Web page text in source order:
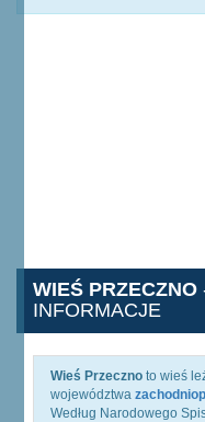
WIEŚ PRZECZNO
INFORMACJE
Wieś Przeczno to wieś
województwa
Według Narodowego